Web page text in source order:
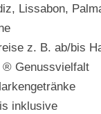
Lissabon,
z. B. ab/bis
® Genussvielfalt
inklusive